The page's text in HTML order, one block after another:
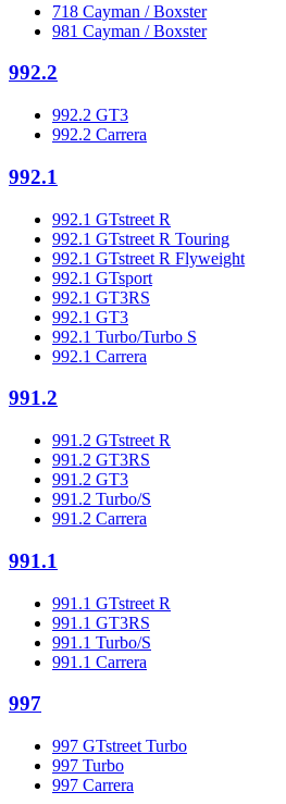
718 Cayman / Boxster
981 Cayman / Boxster
992.2
992.2 GT3
992.2 Carrera
992.1
992.1 GTstreet R
992.1 GTstreet R Touring
992.1 GTstreet R Flyweight
992.1 GTsport
992.1 GT3RS
992.1 GT3
992.1 Turbo/Turbo S
992.1 Carrera
991.2
991.2 GTstreet R
991.2 GT3RS
991.2 GT3
991.2 Turbo/S
991.2 Carrera
991.1
991.1 GTstreet R
991.1 GT3RS
991.1 Turbo/S
991.1 Carrera
997
997 GTstreet Turbo
997 Turbo
997 Carrera